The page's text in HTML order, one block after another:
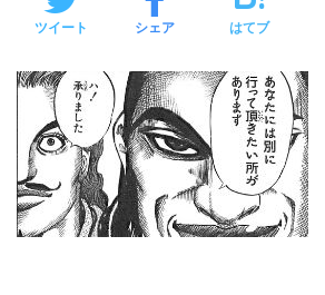
ツイート シェア はてブ